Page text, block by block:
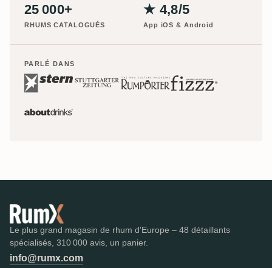
25 000+
RHUMS CATALOGUÉS
★ 4,8/5
App iOS & Android
PARLÉ DANS
Le plus grand magasin de rhum d'Europe – 48 détaillants
spécialisés, 310 000 avis, un panier.
info@rumx.com